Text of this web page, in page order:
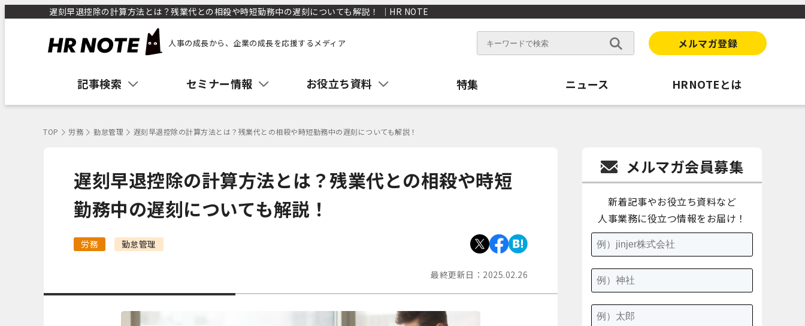
遅刻早退控除の計算方法とは？残業代との相殺や時短勤務中の遅刻についても解説！ ｜HR NOTE
人事の成長から、企業の成長を応援するメディア メルマガ登録
記事検索 セミナー情報 お役立ち資料 特集 ニュース HRNOTEとは
TOP 労務 勤怠管理 遅刻早退控除の計算方法とは？残業代との相殺や時短勤務中の遅刻についても解説！
遅刻早退控除の計算方法とは？残業代との相殺や時短
勤務中の遅刻についても解説！
労務 勤怠管理
最終更新日： 2025.02.26
メルマガ会員募集
新着記事やお役立ち資料など
人事業務に役立つ情報をお届け！